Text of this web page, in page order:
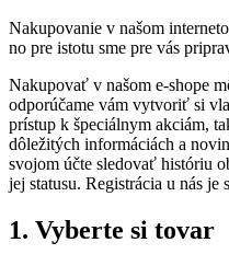
Nakupovanie v našom
no pre istotu sme pre vás
Nakupovať v našom e-shope
odporúčame vám vytvoriť si
prístup k špeciálnym akciám,
dôležitých informáciách a
svojom účte sledovať históriu
jej statusu. Registrácia u nás je
1. Vyberte si tovar